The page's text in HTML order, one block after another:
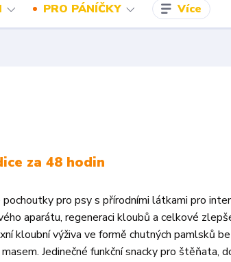
PRO PÁNÍČKY Více
za 48 hodin
pochoutky pro psy s přírodními látkami pro
aparátu, regeneraci kloubů a celkové
kloubní výživa ve formě chutných pamlsků
Jedinečné funkční snacky pro štěňata,